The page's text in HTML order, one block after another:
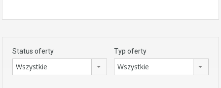
Status oferty
Wszystkie
Typ oferty
Wszystkie